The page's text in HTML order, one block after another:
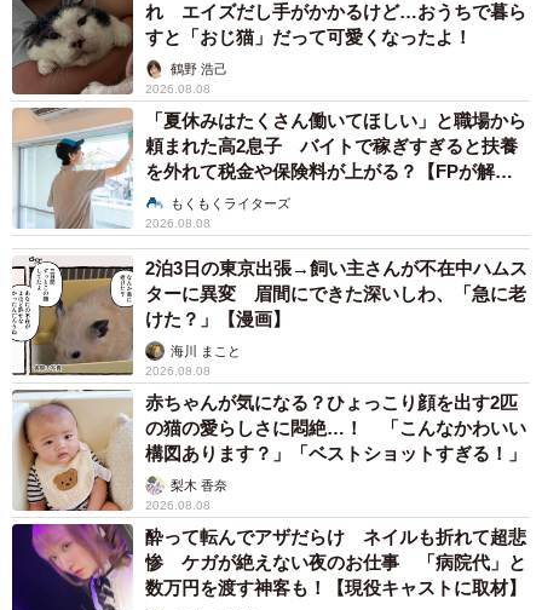
れ エイズだし手がかかるけど…おうちで暮ら
すと「おじ猫」だって可愛くなったよ！
鶴野 浩己
2026.08.08
「夏休みはたくさん働いてほしい」と職場から
頼まれた高2息子 バイトで稼ぎすぎると扶養
を外れて税金や保険料が上がる？【FPが解
説】もくもくライターズ
2026.08.08
2泊3日の東京出張→飼い主さんが不在中ハムス
ターに異変 眉間にできた深いしわ、「急に老
けた？」【漫画】
海川 まこと
2026.08.08
赤ちゃんが気になる？ひょっこり顔を出す2匹
の猫の愛らしさに悶絶…！ 「こんなかわいい
構図あります？」「ベストショットすぎる！」
梨木 香奈
2026.08.08
酔って転んでアザだらけ ネイルも折れて超悲
惨 ケガが絶えない夜のお仕事 「病院代」と
数万円を渡す神客も！【現役キャストに取材】